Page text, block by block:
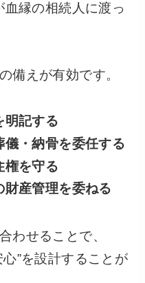
縁の相続人に渡っ
備えが有効です。
明記する
・納骨を委任する
権を守る
産管理を委ねる
わせることで、
”を設計することが